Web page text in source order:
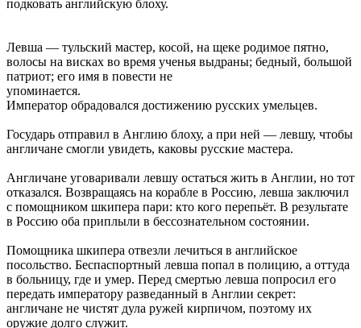
подковать английскую блоху.
Левша — туль­ский мастер, косой, на щеке роди­мое пятно,
волосы на вис­ках во время уче­нья выдраны; бед­ный, боль­шой
патриот; его имя в пове­сти не
упо­ми­на­ется.
Император обрадовался достижению русских умельцев.
Государь отправил в Англию блоху, а при ней — левшу, чтобы
англичане смогли увидеть, каковы русские мастера.
Англичане уговаривали левшу остаться жить в Англии, но тот
отказался. Возвращаясь на корабле в Россию, левша заключил
с помощником шкипера пари: кто кого перепьёт. В результате
в Россию оба приплыли в бессознательном состоянии.
Помощника шкипера отвезли лечиться в английское
посольство. Беспаспортный левша попал в полицию, а оттуда
в больницу, где и умер. Перед смертью левша попросил его
передать императору разведанный в Англии секрет:
англичане не чистят дула ружей кирпичом, поэтому их
оружие долго служит.